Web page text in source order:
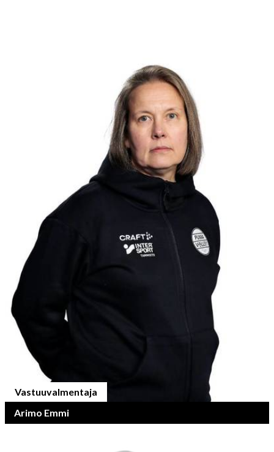
Vastuuvalmentaja
Arimo Emmi